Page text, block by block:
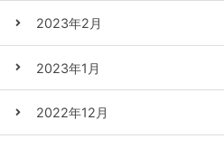
2023年2月
2023年1月
2022年12月